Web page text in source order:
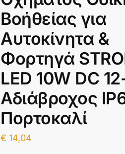
Βοήθείας για
Αυτοκίνητα &
Φορτηγά
LED 10W DC
Αδιάβροχος
Πορτοκαλί
€ 14,04